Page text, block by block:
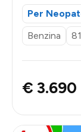
Per
Benzina
€ 3.690